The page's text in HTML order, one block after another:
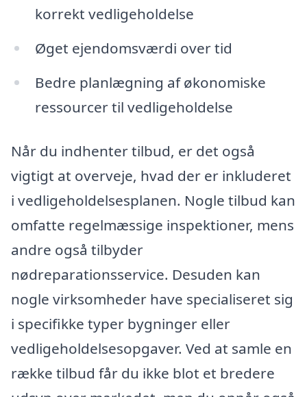
korrekt vedligeholdelse
Øget ejendomsværdi over tid
Bedre planlægning af økonomiske
ressourcer til vedligeholdelse
Når du indhenter tilbud, er det også
vigtigt at overveje, hvad der er inkluderet
i vedligeholdelsesplanen. Nogle tilbud kan
omfatte regelmæssige inspektioner, mens
andre også tilbyder
nødreparationsservice. Desuden kan
nogle virksomheder have specialiseret sig
i specifikke typer bygninger eller
vedligeholdelsesopgaver. Ved at samle en
række tilbud får du ikke blot et bredere